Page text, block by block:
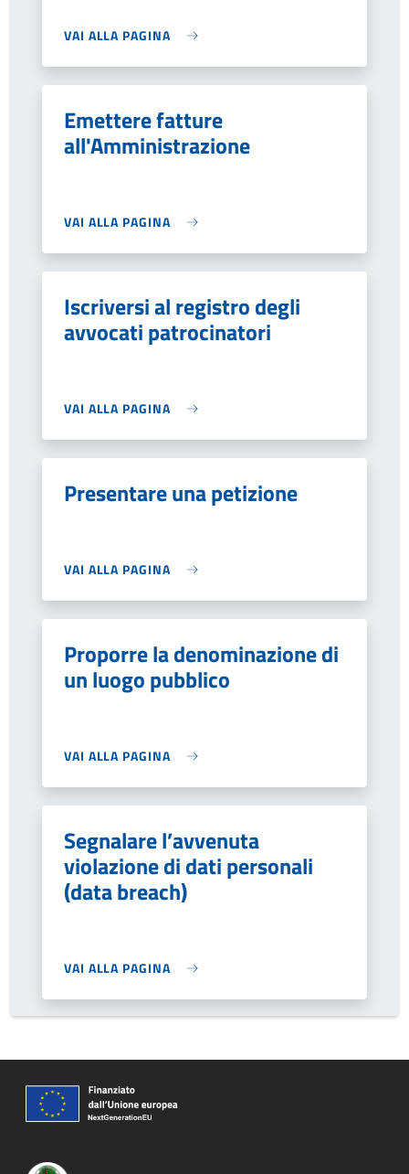
VAI ALLA PAGINA
Emettere fatture
all'Amministrazione
VAI ALLA PAGINA
Iscriversi al registro degli
avvocati patrocinatori
VAI ALLA PAGINA
Presentare una petizione
VAI ALLA PAGINA
Proporre la denominazione di
un luogo pubblico
VAI ALLA PAGINA
Segnalare l’avvenuta
violazione di dati personali
(data breach)
VAI ALLA PAGINA